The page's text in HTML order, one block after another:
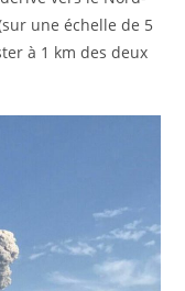
une échelle de 5
à 1 km des deux